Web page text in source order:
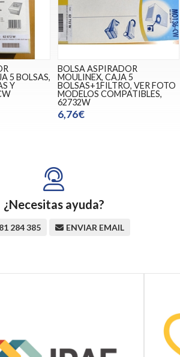
5 BOLSAS,
Y
BOLSA ASPIRADOR
MOULINEX, CAJA 5
BOLSAS+1FILTRO, VER FOTO
MODELOS COMPATIBLES,
62732W
6,76€
¿Necesitas ayuda?
284 385 ENVIAR EMAIL